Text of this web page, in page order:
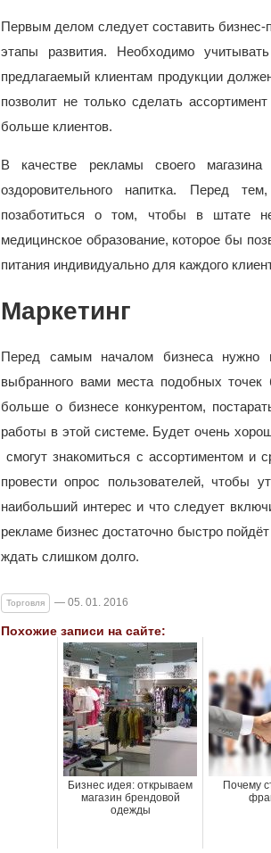
Первым делом следует составить
этапы развития. Необходимо
предлагаемый клиентам продукции
позволит не только сделать
больше клиентов.
В качестве рекламы своего магазина
оздоровительного напитка. Перед
позаботиться о том, чтобы в штате
медицинское образование, которое бы
питания индивидуально для каждого
Маркетинг
Перед самым началом бизнеса нужно
выбранного вами места подобных
больше о бизнесе конкурентом,
работы в этой системе. Будет очень
смогут знакомиться с ассортиментом и
провести опрос пользователей, чтобы
наибольший интерес и что следует
рекламе бизнес достаточно быстро
ждать слишком долго.
Торговля — 05. 01. 2016
Похожие записи на сайте:
Бизнес идея: открываем
магазин брендовой
одежды
Почему